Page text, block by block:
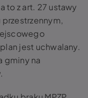
to z art. 27 ustawy
jest uchwalany.
gminy na